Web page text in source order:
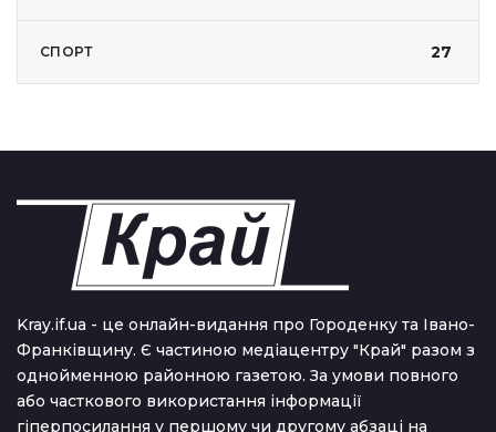
СПОРТ 27
Kray.if.ua - це онлайн-видання про Городенку та Івано-
Франківщину. Є частиною медіацентру "Край" разом з
однойменною районною газетою. За умови повного
або часткового використання iнформацiї
гіперпосилання у першому чи другому абзаці на